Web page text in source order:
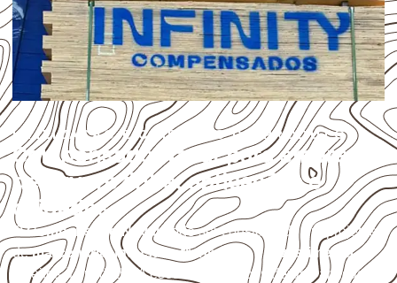
UTILIZAÇÃO E CUIDADOS DO PRODUTO
Compensado Naval para empresas
de Arvorezinha: aplicações e
cuidados
OCompensado Navalpode ser considerado em projetos
demarcenaria, indústria, transporte e revestimento
sujeitos à umidade. A escolha deve considerar a aplicação,